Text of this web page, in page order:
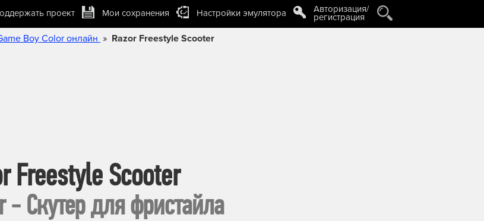
проект Мои сохранения Настройки эмулятора Авторизация/
регистрация
Boy Color онлайн » Razor Freestyle Scooter
Freestyle Scooter
- Скутер для фристайла